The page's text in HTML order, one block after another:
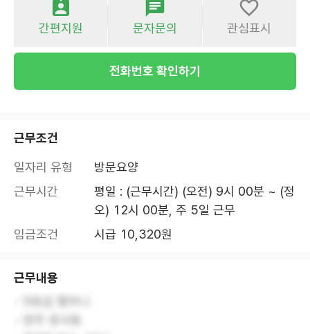
간편지원 문자문의 관심표시
전화번호 확인하기
근무조건
일자리 유형
방문요양
근무시간
평일 : (근무시간) (오전) 9시 00분 ~ (정
오) 12시 00분, 주 5일 근무
임금조건
시급 10,320원
근무내용